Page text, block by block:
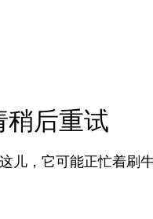
稍后重试
儿，它可能正忙着刷